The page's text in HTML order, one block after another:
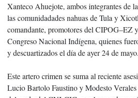
Xanteco Ahuejote, ambos integrantes de
las comunidadades nahuas de Tula y
comandante, promotores del CIPOG–EZ
Congreso Nacional Indígena, quienes
y descuartizados el día de ayer 24 de mayo.
Este artero crimen se suma al reciente
Lucio Bartolo Faustino y Modesto